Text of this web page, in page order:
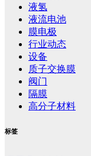
液氢
液流电池
膜电极
行业动态
设备
质子交换膜
阀门
隔膜
高分子材料
标签